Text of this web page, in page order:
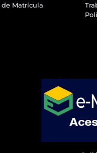
de Matrícula